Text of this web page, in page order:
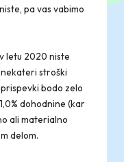
pa vas vabimo
v letu 2020 niste
stroški
bodo zelo
dohodnine (kar
ali materialno
delom.